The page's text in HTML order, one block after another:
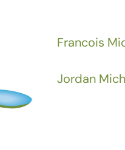
Francois
Jordan